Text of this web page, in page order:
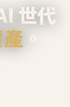
世代
。